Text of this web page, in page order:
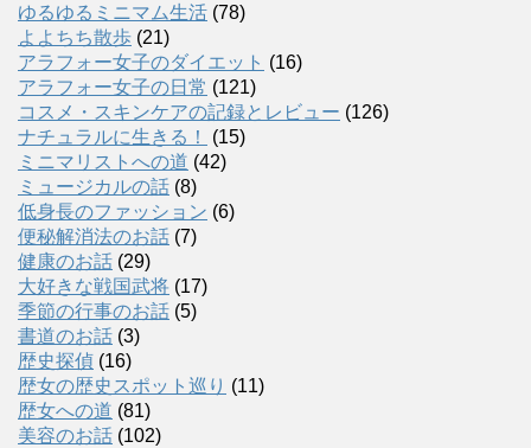
ゆるゆるミニマム生活 (78)
よよちち散歩 (21)
アラフォー女子のダイエット (16)
アラフォー女子の日常 (121)
コスメ・スキンケアの記録とレビュー (126)
ナチュラルに生きる！
(15)
ミニマリストへの道 (42)
ミュージカルの話 (8)
低身長のファッション (6)
便秘解消法のお話 (7)
健康のお話 (29)
大好きな戦国武将 (17)
季節の行事のお話 (5)
書道のお話 (3)
歴史探偵 (16)
歴女の歴史スポット巡り (11)
歴女への道 (81)
美容のお話 (102)